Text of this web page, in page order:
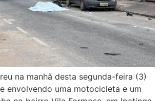
na manhã desta segunda-feira (3)
envolvendo uma motocicleta e um